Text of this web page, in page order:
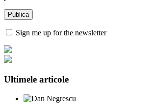
Sign me up for the newsletter
Ultimele articole